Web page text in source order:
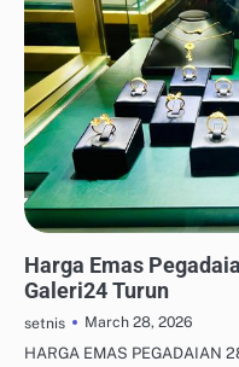
Harga Emas
Galeri24 Turun
setnis
March 28, 2026
HARGA EMAS PEGADAIAN